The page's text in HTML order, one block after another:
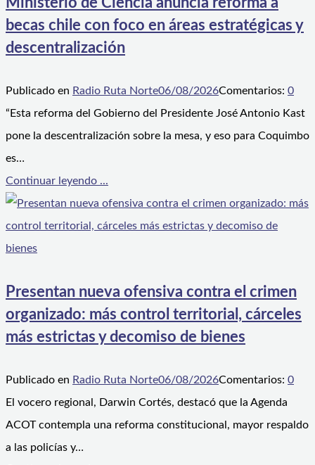
becas chile con foco en áreas estratégicas y
descentralización
Publicado en Radio Ruta Norte06/08/2026Comentarios: 0
“Esta reforma del Gobierno del Presidente José Antonio Kast
pone la descentralización sobre la mesa, y eso para Coquimbo
es…
Continuar leyendo ...
Presentan nueva ofensiva contra el crimen
organizado: más control territorial, cárceles
más estrictas y decomiso de bienes
Publicado en Radio Ruta Norte06/08/2026Comentarios: 0
El vocero regional, Darwin Cortés, destacó que la Agenda
ACOT contempla una reforma constitucional, mayor respaldo
a las policías y…